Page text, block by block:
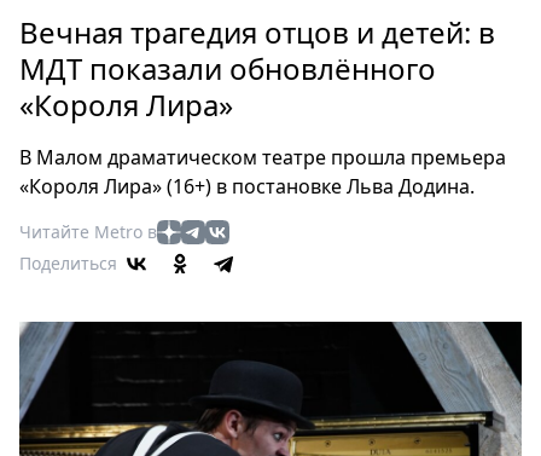
Россия
Мир
Здоровье
Туризм
Мода
Театр
Кино
Книги
Выставки
Пресс-
релизы
Вечная трагедия отцов и детей: в
МДТ показали обновлённого
«Короля Лира»
В Малом драматическом театре прошла премьера
«Короля Лира» (16+) в постановке Льва Додина.
Читайте Metro в
Поделиться